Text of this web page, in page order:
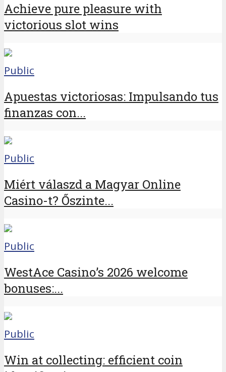
Achieve pure pleasure with
victorious slot wins
Public
Apuestas victoriosas: Impulsando tus
finanzas con...
Public
Miért válaszd a Magyar Online
Casino-t? Őszinte...
Public
WestAce Casino’s 2026 welcome
bonuses:...
Public
Win at collecting: efficient coin